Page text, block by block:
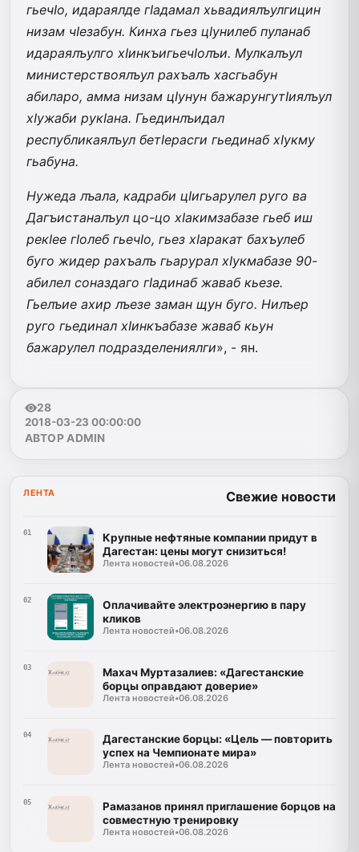
гьечIо, идараялде гIадамал хьвадиялъулгицин
низам чIезабун. Кинха гьез цIунилеб пуланаб
идараялъулго хIинкъигьечIолъи. Мулкалъул
министерствоялъул рахъалъ хасгьабун
абиларо, амма низам цIунун бажарунгутIиялъул
хIужаби рукIана. Гьединлъидал
республикаялъул бетIерасги гьединаб хIукму
гьабуна.
Нужеда лъала, кадраби цIигьарулел руго ва
Дагъистаналъул цо-цо хIакимзабазе гьеб иш
рекIее гIолеб гьечIо, гьез хIаракат бахъулеб
буго жидер рахъалъ гьарурал хIукмабазе 90-
абилел соназдаго гIадинаб жаваб кьезе.
Гьелъие ахир лъезе заман щун буго. Нилъер
руго гьединал хIинкъабазе жаваб кьун
бажарулел подразделениялги», - ян.
28
2018-03-23 00:00:00
АВТОР ADMIN
ЛЕНТА Свежие новости
01
Крупные нефтяные компании придут в
Дагестан: цены могут снизиться!
Лента новостей•06.08.2026
02
Оплачивайте электроэнергию в пару
кликов
Лента новостей•06.08.2026
03
Махач Муртазалиев: «Дагестанские
борцы оправдают доверие»
Лента новостей•06.08.2026
04
Дагестанские борцы: «Цель — повторить
успех на Чемпионате мира»
Лента новостей•06.08.2026
05
Рамазанов принял приглашение борцов на
совместную тренировку
Лента новостей•06.08.2026